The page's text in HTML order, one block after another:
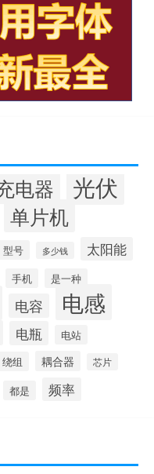
电器 光伏
单片机
型号 多少钱 太阳能
手机 是一种
电容 电感
电瓶 电站
绕组 耦合器 芯片
都是 频率